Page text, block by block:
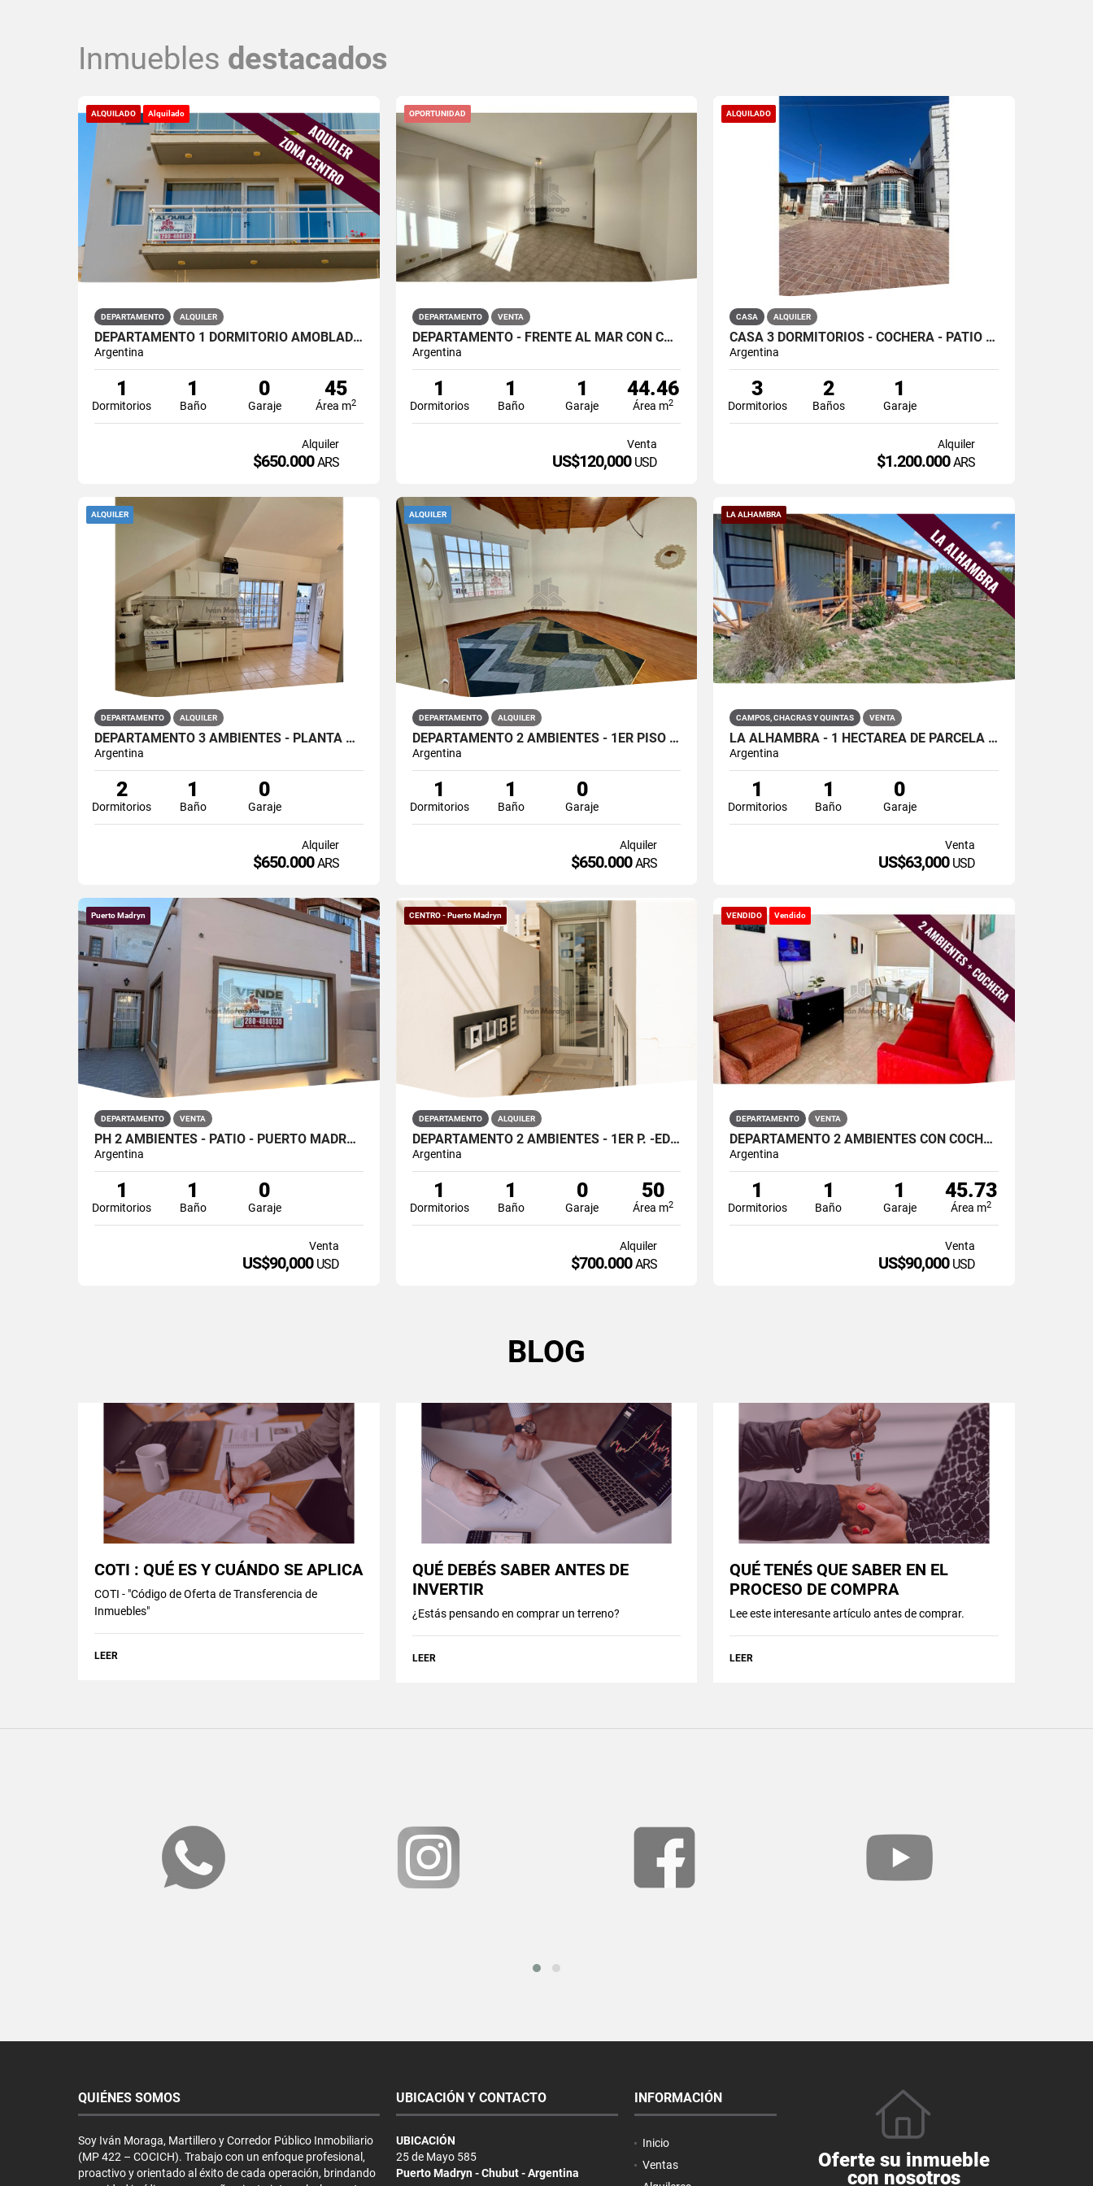
Inmuebles destacados
ALQUILADO Alquilado
DEPARTAMENTO ALQUILER
DEPARTAMENTO 1 DORMITORIO AMOBLADO- 25 DE MAYO 647 - CÉNTRICO
Argentina
1
Dormitorios
1
Baño
0
Garaje
45
Área m2
Alquiler
$650.000ARS
OPORTUNIDAD
DEPARTAMENTO VENTA
DEPARTAMENTO - FRENTE AL MAR CON COCHERA - ED. SAN AGUSTIN
Argentina
1
Dormitorios
1
Baño
1
Garaje
44.46
Área m2
Venta
US$120,000 USD
ALQUILADO
CASA ALQUILER
CASA 3 DORMITORIOS - COCHERA - PATIO - PTO MADRYN
Argentina
3
Dormitorios
2
Baños
1
Garaje
Alquiler
$1.200.000ARS
ALQUILER
DEPARTAMENTO ALQUILER
DEPARTAMENTO 3 AMBIENTES - PLANTA BAJA DTO "1"-LA TRINIAD 68- MADRYN
Argentina
2
Dormitorios
1
Baño
0
Garaje
Alquiler
$650.000ARS
ALQUILER
DEPARTAMENTO ALQUILER
DEPARTAMENTO 2 AMBIENTES - 1ER PISO DTO "1" -LA TRINIAD 68-MADRYN
Argentina
1
Dormitorios
1
Baño
0
Garaje
Alquiler
$650.000ARS
LA ALHAMBRA
CAMPOS, CHACRAS Y QUINTAS VENTA
LA ALHAMBRA - 1 HECTAREA DE PARCELA PRODUCTIVA
Argentina
1
Dormitorios
1
Baño
0
Garaje
Venta
US$63,000 USD
Puerto Madryn
DEPARTAMENTO VENTA
PH 2 AMBIENTES - PATIO - PUERTO MADRYN
Argentina
1
Dormitorios
1
Baño
0
Garaje
Venta
US$90,000 USD
CENTRO - Puerto Madryn
DEPARTAMENTO ALQUILER
DEPARTAMENTO 2 AMBIENTES - 1ER P. -EDIFICIO QUBE -CENTRO PTO MADRYN
Argentina
1
Dormitorios
1
Baño
0
Garaje
50
Área m2
Alquiler
$700.000ARS
VENDIDO Vendido
DEPARTAMENTO VENTA
DEPARTAMENTO 2 AMBIENTES CON COCHERA - SAN MARTIN 425 - PTO MADRYN
Argentina
1
Dormitorios
1
Baño
1
Garaje
45.73
Área m2
Venta
US$90,000 USD
BLOG
COTI : QUÉ ES Y CUÁNDO SE APLICA
COTI - "Código de Oferta de Transferencia de
Inmuebles"
LEER
QUÉ DEBÉS SABER ANTES DE
INVERTIR
¿Estás pensando en comprar un terreno?
LEER
QUÉ TENÉS QUE SABER EN EL
PROCESO DE COMPRA
Lee este interesante artículo antes de comprar.
LEER
QUIÉNES SOMOS
Soy Iván Moraga, Martillero y Corredor Público Inmobiliario
(MP 422 – COCICH). Trabajo con un enfoque profesional,
proactivo y orientado al éxito de cada operación, brindando
UBICACIÓN Y CONTACTO
UBICACIÓN
25 de Mayo 585
Puerto Madryn - Chubut - Argentina
INFORMACIÓN
Inicio
Ventas
Oferte su inmueble
con nosotros